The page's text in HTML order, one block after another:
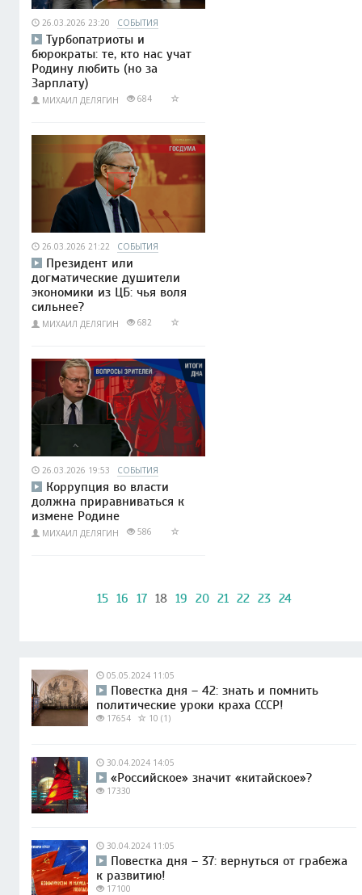
26.03.2026 23:20 СОБЫТИЯ
Турбопатриоты и
бюрократы: те, кто нас учат
Родину любить (но за
Зарплату)
МИХАИЛ ДЕЛЯГИН 684
26.03.2026 21:22 СОБЫТИЯ
Президент или
догматические душители
экономики из ЦБ: чья воля
сильнее?
МИХАИЛ ДЕЛЯГИН 682
26.03.2026 19:53 СОБЫТИЯ
Коррупция во власти
должна приравниваться к
измене Родине
МИХАИЛ ДЕЛЯГИН 586
15 16 17 18 19 20 21 22 23 24
05.05.2024 11:05
Повестка дня – 42: знать и помнить
политические уроки краха СССР!
17654 10 (1)
30.04.2024 14:05
«Российское» значит «китайское»?
17330
30.04.2024 11:05
Повестка дня – 37: вернуться от грабежа
к развитию!
17100